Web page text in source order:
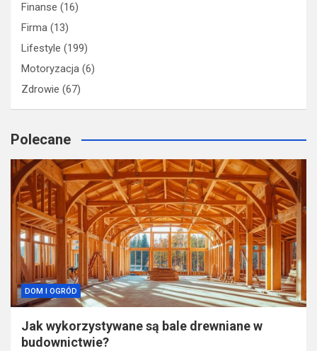
Finanse (16)
Firma (13)
Lifestyle (199)
Motoryzacja (6)
Zdrowie (67)
Polecane
DOM I OGRÓD
Jak wykorzystywane są bale drewniane w
budownictwie?